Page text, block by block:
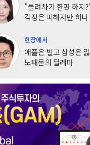
"돌려차기 한판 하지
걱정은 피해자만 하나
현장에서
애플은 벌고 삼성은
노태문의 딜레마